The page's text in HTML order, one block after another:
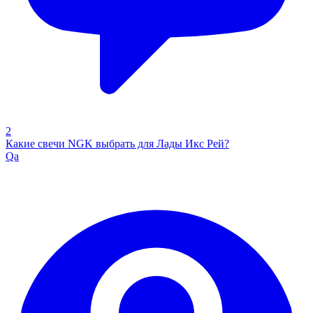
2
Какие свечи NGK выбрать для Лады Икс Рей?
Qa